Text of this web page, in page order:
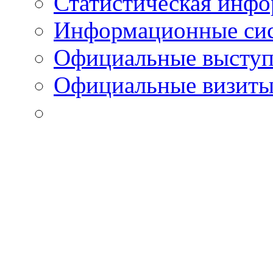
Информационные
Официальные
Официальные